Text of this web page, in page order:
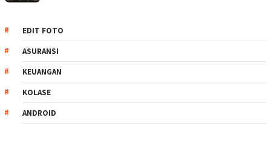
EDIT FOTO
ASURANSI
KEUANGAN
KOLASE
ANDROID